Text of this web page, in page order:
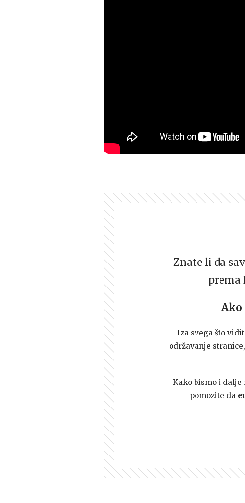
Znate li da
prema
Ako
Iza svega što
održavanje
Kako bismo i
pomozite da